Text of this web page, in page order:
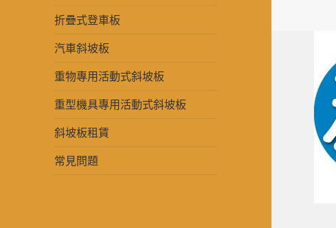
折疊式登車板
汽車斜坡板
重物專用活動式斜坡板
重型機具專用活動式斜坡板
斜坡板租賃
常見問題